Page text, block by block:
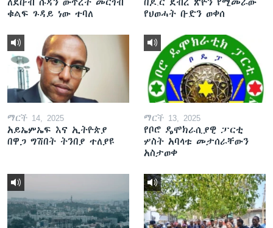
ቁልፍ ጉዳይ ነው ተባለ
የህወሓት ቡድን ወቀሰ
ማርች 14, 2025
አይኤምኤፍ እና ኢትዮጵያ
በዋጋ ግሽበት ትንበያ ተለያዩ
ማርች 13, 2025
የቦሮ ዴሞክራሲያዊ ፓርቲ
ሦስት አባላቱ መታሰራቸውን
አስታወቀ